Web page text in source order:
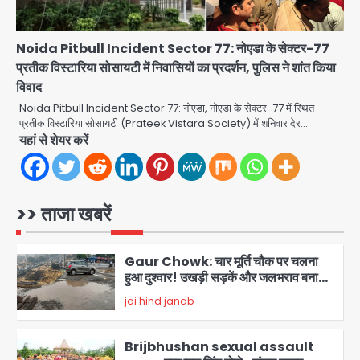
Noida Pitbull Incident Sector 77: नोएडा के सेक्टर-77
प्रतीक विस्टारिया सोसायटी में निवासियों का प्रदर्शन, पुलिस ने शांत किया
विवाद
Noida Pitbull Incident Sector 77: नोएडा, नोएडा के सेक्टर-77 में स्थित
प्रतीक विस्टारिया सोसायटी (Prateek Vistara Society) में शनिवार देर…
यहां से शेयर करें
>> ताजा खबरें
5
Green Arch Society: सेविअर ग्रीन
आर्च में दूषित पानी में मिला ई-कोलाई, अथॉरिटी
ने शुरू की सैंपलिंग जांच
jai hind janab
Noida waterlogging: नोएडा में
‘हाईटेक सिटी’ के दावों की खुली पोल,
आधे घंटे तक फंसी रही एम्बुलेंस
2 jai hind janab
3
Brijbhushan sexual assault
case: बृजभूषण सिंह बोले- संसद जरूर
लौटूंगा, हुई चरित्र हत्या की कोशिश, प्रियंका
गांधी को बरगलाया गया, यौन शोषण नहीं ‘गुड-
बैड टच’ का था मामला